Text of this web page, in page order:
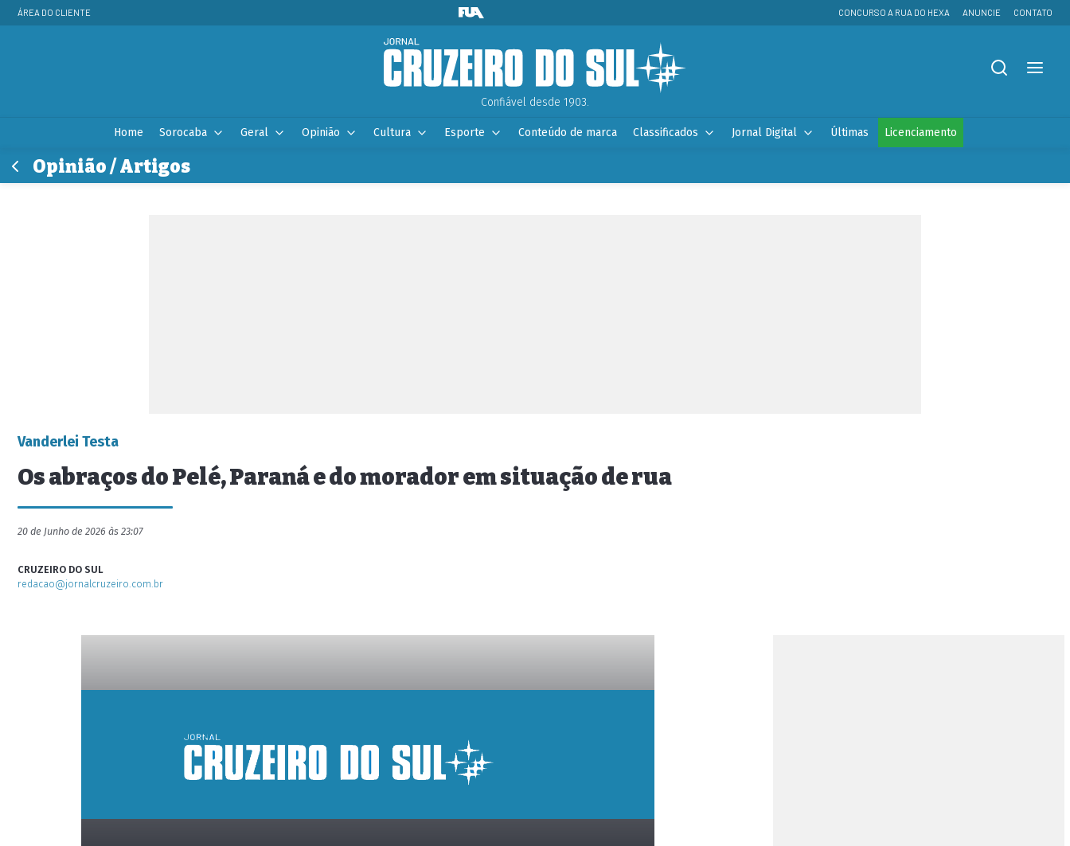
ÁREA DO CLIENTE CONCURSO A RUA DO HEXA ANUNCIE CONTATO
Confiável desde 1903.
Home Sorocaba Geral Opinião Cultura Esporte Conteúdo de marca Classificados Jornal Digital Últimas Licenciamento
Opinião / Artigos
Vanderlei Testa
Os abraços do Pelé, Paraná e do morador em situação de rua
20 de Junho de 2026 às 23:07
CRUZEIRO DO SUL
redacao@jornalcruzeiro.com.br